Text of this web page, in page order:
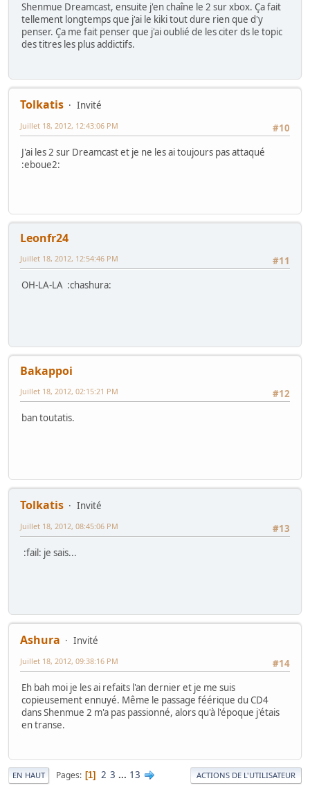
Shenmue Dreamcast, ensuite j'en chaîne le 2 sur xbox. Ça fait
tellement longtemps que j'ai le kiki tout dure rien que d'y
penser. Ça me fait penser que j'ai oublié de les citer ds le topic
des titres les plus addictifs.
Tolkatis
Invité
#10
Juillet 18, 2012, 12:43:06 PM
J'ai les 2 sur Dreamcast et je ne les ai toujours pas attaqué
:eboue2:
Leonfr24
#11
Juillet 18, 2012, 12:54:46 PM
OH-LA-LA :chashura:
Bakappoi
#12
Juillet 18, 2012, 02:15:21 PM
ban toutatis.
Tolkatis
Invité
#13
Juillet 18, 2012, 08:45:06 PM
:fail: je sais...
Ashura
Invité
#14
Juillet 18, 2012, 09:38:16 PM
Eh bah moi je les ai refaits l'an dernier et je me suis
copieusement ennuyé. Même le passage féérique du CD4
dans Shenmue 2 m'a pas passionné, alors qu'à l'époque j'étais
en transe.
EN HAUT Pages 1 2 3 ... 13 ACTIONS DE L'UTILISATEUR